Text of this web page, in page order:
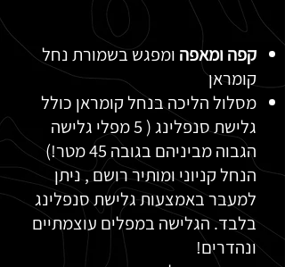
קפה ומאפה ומפגש בשמורת נחל
קומראן
מסלול הליכה בנחל קומראן כולל
גלישת סנפלינג ( 5 מפלי גלישה
הגבוה מביניהם בגובה 45 מטר!)
הנחל קניוני ומותיר רושם , ניתן
למעבר באמצעות גלישת סנפלינג
בלבד. הגלישה במפלים עוצמתיים
ונהדרים!